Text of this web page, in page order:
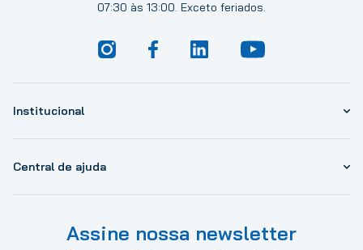
07:30 às 13:00. Exceto feriados.
Institucional
Central de ajuda
Assine nossa newsletter